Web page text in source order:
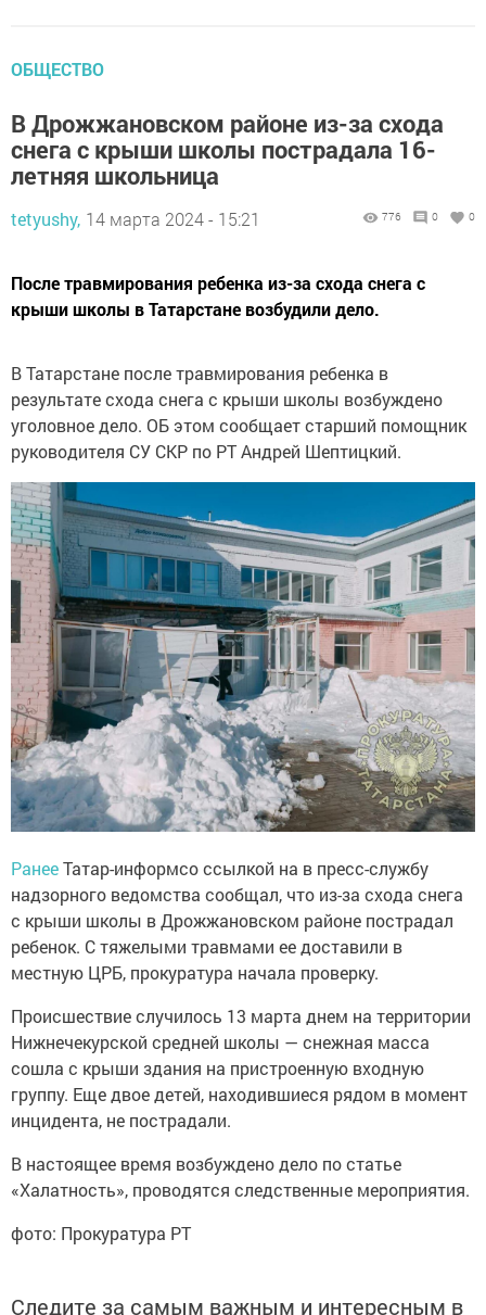
ОБЩЕСТВО
В Дрожжановском районе из-за схода
снега с крыши школы пострадала 16-
летняя школьница
tetyushy, 14 марта 2024 - 15:21 776 0 0
После травмирования ребенка из-за схода снега с
крыши школы в Татарстане возбудили дело.
В Татарстане после травмирования ребенка в
результате схода снега с крыши школы возбуждено
уголовное дело. ОБ этом сообщает старший помощник
руководителя СУ СКР по РТ Андрей Шептицкий.
РанееТатар-информсо ссылкой на в пресс-службу
надзорного ведомства сообщал, что из-за схода снега
с крыши школы в Дрожжановском районе пострадал
ребенок. С тяжелыми травмами ее доставили в
местную ЦРБ, прокуратура начала проверку.
Происшествие случилось 13 марта днем на территории
Нижнечекурской средней школы — снежная масса
сошла с крыши здания на пристроенную входную
группу. Еще двое детей, находившиеся рядом в момент
инцидента, не пострадали.
В настоящее время возбуждено дело по статье
«Халатность», проводятся следственные мероприятия.
фото: Прокуратура РТ
Следите за самым важным и интересным в